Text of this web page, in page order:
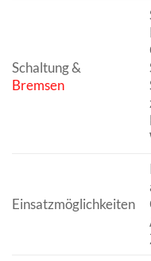
Schaltung &
Bremsen
Einsatzmöglichkeiten